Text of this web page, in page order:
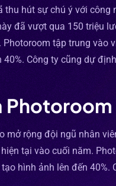
hút sự chú ý với công
đã vượt qua 150 triệu
tập trung vào
Công ty cũng dự
Photoroom
mở rộng đội ngũ nhân
tại vào cuối năm.
hình ảnh lên đến 40%.